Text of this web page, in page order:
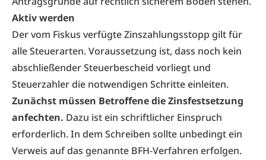
Aktiv werden
Der vom Fiskus verfügte Zinszahlungsstopp gilt für
alle Steuerarten. Voraussetzung ist, dass noch kein
abschließender Steuerbescheid vorliegt und
Steuerzahler die notwendigen Schritte einleiten.
Zunächst müssen Betroffene die Zinsfestsetzung
anfechten. Dazu ist ein schriftlicher Einspruch
erforderlich. In dem Schreiben sollte unbedingt ein
Verweis auf das genannte BFH-Verfahren erfolgen.